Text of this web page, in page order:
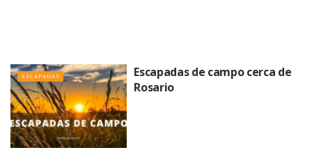
ESCAPADAS
Escapadas de campo cerca de
Rosario